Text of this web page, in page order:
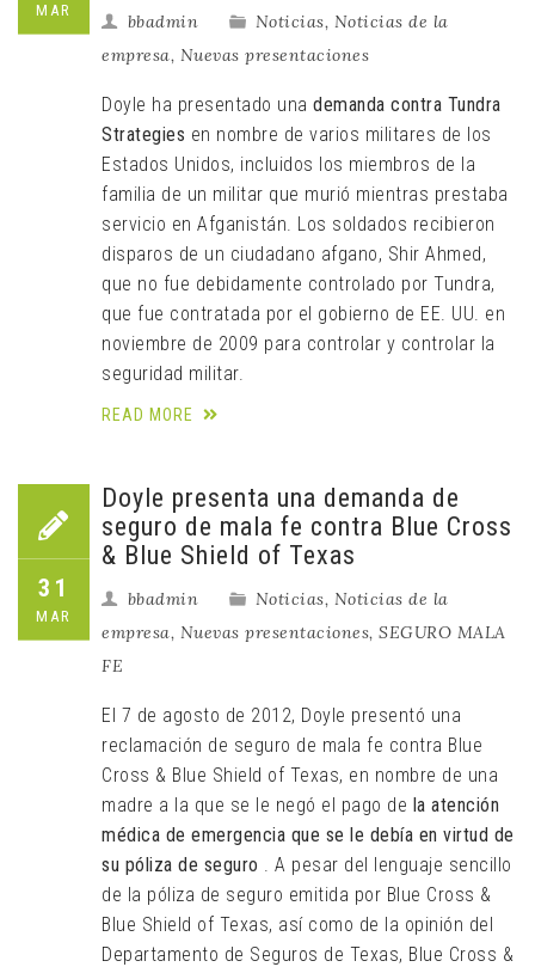
MAR
bbadmin Noticias, Noticias de la
empresa, Nuevas presentaciones
Doyle ha presentado una demanda contra Tundra
Strategies en nombre de varios militares de los
Estados Unidos, incluidos los miembros de la
familia de un militar que murió mientras prestaba
servicio en Afganistán. Los soldados recibieron
disparos de un ciudadano afgano, Shir Ahmed,
que no fue debidamente controlado por Tundra,
que fue contratada por el gobierno de EE. UU. en
noviembre de 2009 para controlar y controlar la
seguridad militar.
READ MORE
31
MAR
Doyle presenta una demanda de
seguro de mala fe contra Blue Cross
& Blue Shield of Texas
bbadmin Noticias, Noticias de la
empresa, Nuevas presentaciones, SEGURO MALA
FE
El 7 de agosto de 2012, Doyle presentó una
reclamación de seguro de mala fe contra Blue
Cross & Blue Shield of Texas, en nombre de una
madre a la que se le negó el pago de la atención
médica de emergencia que se le debía en virtud de
su póliza de seguro . A pesar del lenguaje sencillo
de la póliza de seguro emitida por Blue Cross &
Blue Shield of Texas, así como de la opinión del
Departamento de Seguros de Texas, Blue Cross &